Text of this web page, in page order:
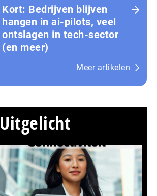
Kort: Bedrijven blijven
hangen in ai-pilots, veel
ontslagen in tech-sector
(en meer)
Meer artikelen
Uitgelicht